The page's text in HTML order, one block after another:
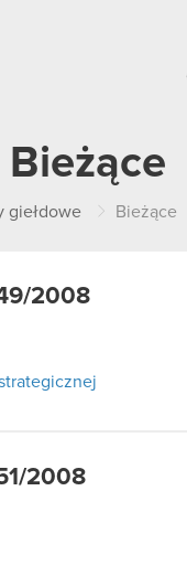
Bieżące
giełdowe Bieżące
2008
2008